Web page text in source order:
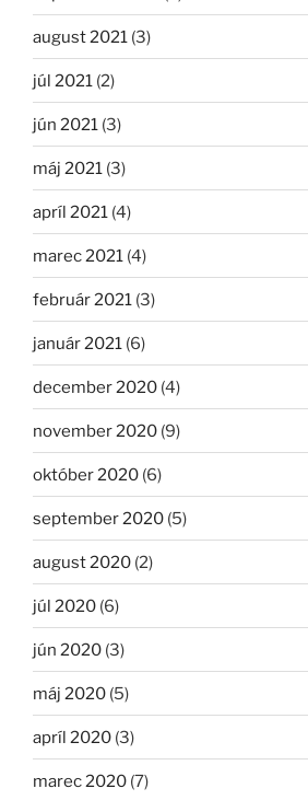
august 2021 (3)
júl 2021 (2)
jún 2021 (3)
máj 2021 (3)
apríl 2021 (4)
marec 2021 (4)
február 2021 (3)
január 2021 (6)
december 2020 (4)
november 2020 (9)
október 2020 (6)
september 2020 (5)
august 2020 (2)
júl 2020 (6)
jún 2020 (3)
máj 2020 (5)
apríl 2020 (3)
marec 2020 (7)